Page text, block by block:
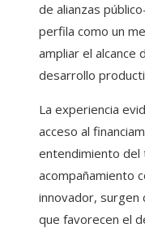
de alianzas
perfila como un
ampliar el alcance
desarrollo
La experiencia
acceso al
entendimiento del
acompañamiento
innovador, surgen
que favorecen el